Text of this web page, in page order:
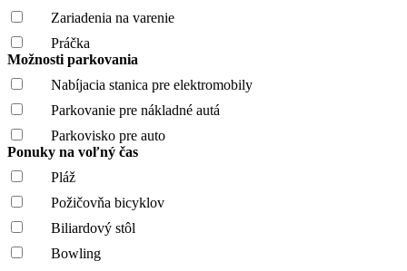
Zariadenia na varenie
Práčka
Možnosti parkovania
Nabíjacia stanica pre elektromobily
Parkovanie pre nákladné autá
Parkovisko pre auto
Ponuky na voľný čas
Pláž
Požičovňa bicyklov
Biliardový stôl
Bowling